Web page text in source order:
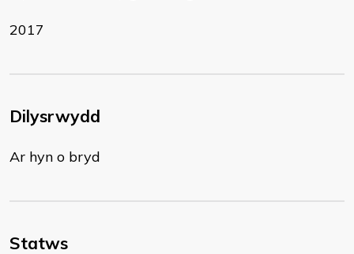
2017
Dilysrwydd
Ar hyn o bryd
Statws